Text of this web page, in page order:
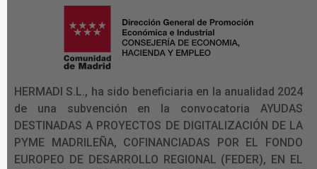
HERMADI S.L., ha sido beneficiaria en la anualidad 2024
de una subvención en la convocatoria AYUDAS
DESTINADAS A PROYECTOS DE DIGITALIZACIÓN DE LA
PYME MADRILEÑA, COFINANCIADAS POR EL FONDO
EUROPEO DE DESARROLLO REGIONAL (FEDER), EN EL